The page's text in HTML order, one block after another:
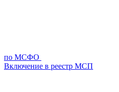
по МСФО
Включение в реестр МСП